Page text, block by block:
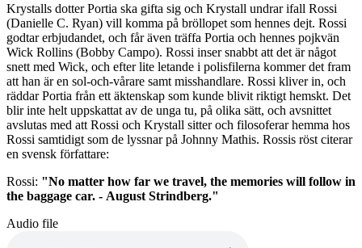
Krystalls dotter Portia ska gifta sig och Krystall undrar ifall Rossi
(Danielle C. Ryan) vill komma på bröllopet som hennes dejt. Rossi
godtar erbjudandet, och får även träffa Portia och hennes pojkvän
Wick Rollins (Bobby Campo). Rossi inser snabbt att det är något
snett med Wick, och efter lite letande i polisfilerna kommer det fram
att han är en sol-och-vårare samt misshandlare. Rossi kliver in, och
räddar Portia från ett äktenskap som kunde blivit riktigt hemskt. Det
blir inte helt uppskattat av de unga tu, på olika sätt, och avsnittet
avslutas med att Rossi och Krystall sitter och filosoferar hemma hos
Rossi samtidigt som de lyssnar på Johnny Mathis. Rossis röst citerar
en svensk författare:
Rossi: "No matter how far we travel, the memories will follow in
the baggage car. - August Strindberg."
Audio file